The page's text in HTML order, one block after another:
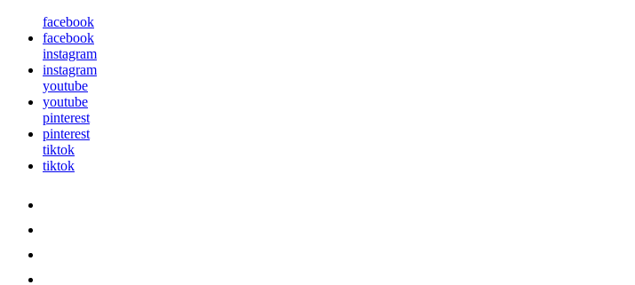
facebook
facebook
instagram
instagram
youtube
youtube
pinterest
pinterest
tiktok
tiktok